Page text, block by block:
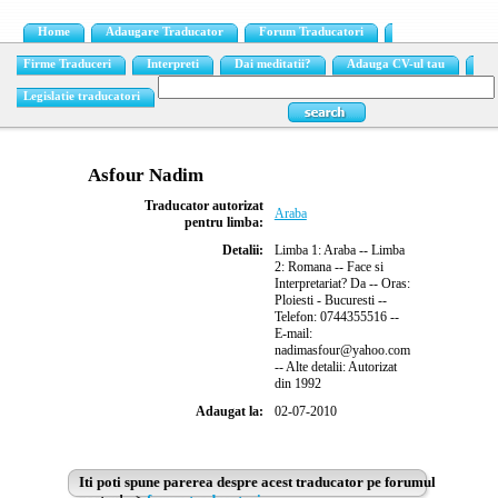
Home Adaugare Traducator Forum Traducatori
Firme Traduceri Interpreti Dai meditatii? Adauga CV-ul tau
Legislatie traducatori
Asfour Nadim
Traducator autorizat
pentru limba:
Araba
Detalii:
Limba 1: Araba -- Limba
2: Romana -- Face si
Interpretariat? Da -- Oras:
Ploiesti - Bucuresti --
Telefon: 0744355516 --
E-mail:
nadimasfour@yahoo.com
-- Alte detalii: Autorizat
din 1992
Adaugat la:
02-07-2010
Iti poti spune parerea despre acest traducator pe forumul